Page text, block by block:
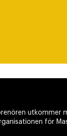
utkommer
för